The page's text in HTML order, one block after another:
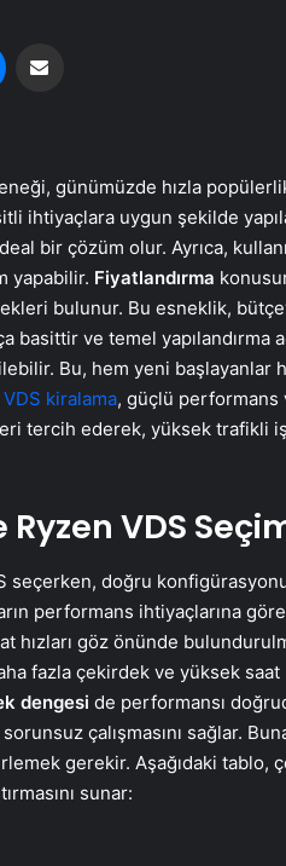
günümüzde hızla
ihtiyaçlara uygun şekilde
bir çözüm olur. Ayrıca,
yapabilir. Fiyatlandırma
bulunur. Bu esneklik,
basittir ve temel yapılandırma
Bu, hem yeni başlayanlar
kiralama, güçlü performans
tercih ederek, yüksek trafikli
VDS
seçerken, doğru
performans ihtiyaçlarına
hızları göz önünde
fazla çekirdek ve yüksek saat
dengesi de performansı
çalışmasını sağlar.
gerekir. Aşağıdaki
sunar: